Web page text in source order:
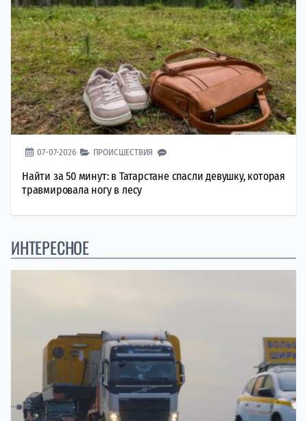
07-07-2026 ПРОИСШЕСТВИЯ
Найти за 50 минут: в Татарстане спасли девушку, которая
травмировала ногу в лесу
ИНТЕРЕСНОЕ